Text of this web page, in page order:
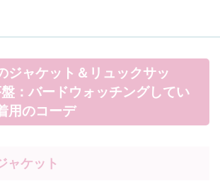
ジャケット＆リュックサッ
：バードウォッチングしてい
用のコーデ
ャケット